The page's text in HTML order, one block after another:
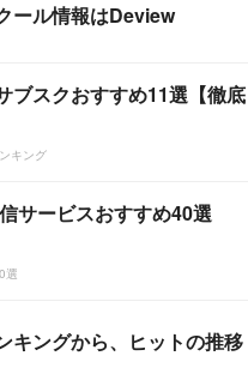
ール情報はDeview
ブスクおすすめ11選【徹底
キング
サービスおすすめ40選
選
キングから、ヒットの推移